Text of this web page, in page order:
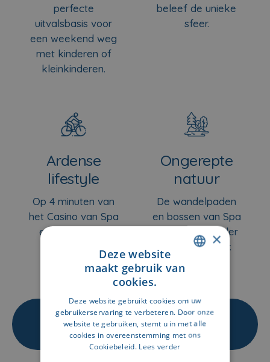
perfecte
uitvalsbasis voor
een weekend weg
met kinderen of
kleinkinderen.
beleef de unieke
sfeer.
Ardense
lifestyle
Op 4 minuten van
het Casino van Spa
en het Parc de
Ongerepte
natuur
De wandelpaden
en bossen van Spa
starten op minder
dan 300 meter.
ONTVANG ALLE DETAILS OVER DE
APPARTEMENTEN EN DE LIGGING IN DE
VOLLEDIGE BROCHURE
×
Deze website
maakt gebruik van
cookies.
Deze website gebruikt cookies om uw
gebruikerservaring te verbeteren. Door onze
website te gebruiken, stemt u in met alle
cookies in overeenstemming met ons
Cookiebeleid. Lees verder